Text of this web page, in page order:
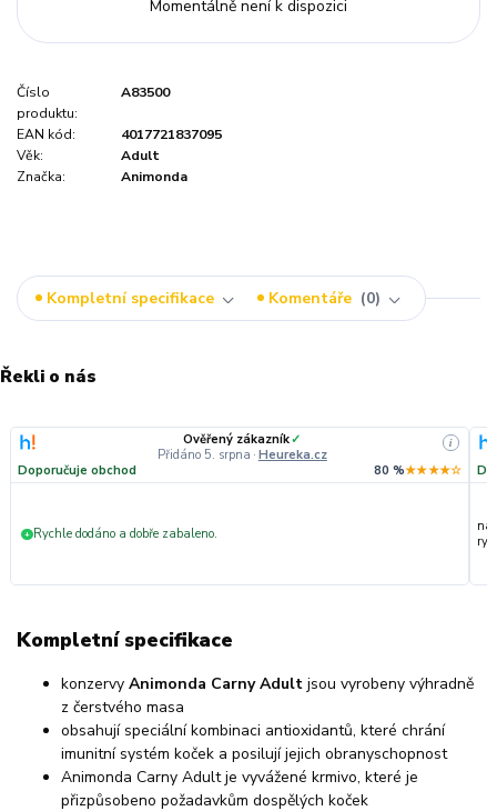
Momentálně není k dispozici
Číslo
produktu:
A83500
EAN kód:
4017721837095
Věk:
Adult
Značka:
Animonda
Kompletní specifikace Komentáře 0
Řekli o nás
Ověřený zákazník✓
Přidáno 5. srpna · Heureka.cz
i
Doporučuje obchod 80 %★★★★☆
+ Rychle dodáno a dobře zabaleno.
Kompletní specifikace
konzervy Animonda Carny Adult jsou vyrobeny výhradně
z čerstvého masa
obsahují speciální kombinaci antioxidantů, které chrání
imunitní systém koček a posilují jejich obranyschopnost
Animonda Carny Adult je vyvážené krmivo, které je
přizpůsobeno požadavkům dospělých koček